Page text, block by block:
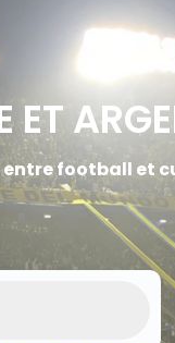
ET
entre football et